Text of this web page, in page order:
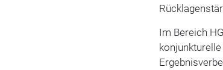
Im Bereich